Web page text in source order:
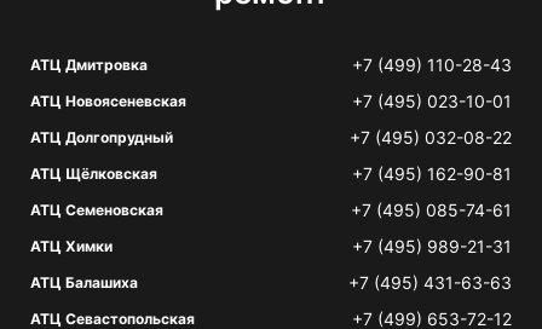
АТЦ Дмитровка +7 (499) 110-28-43
АТЦ Новоясеневская +7 (495) 023-10-01
АТЦ Долгопрудный +7 (495) 032-08-22
АТЦ Щёлковская +7 (495) 162-90-81
АТЦ Семеновская +7 (495) 085-74-61
АТЦ Химки +7 (495) 989-21-31
АТЦ Балашиха +7 (495) 431-63-63
АТЦ Севастопольская +7 (499) 653-72-12